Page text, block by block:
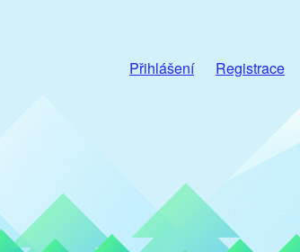
Přihlášení Registrace